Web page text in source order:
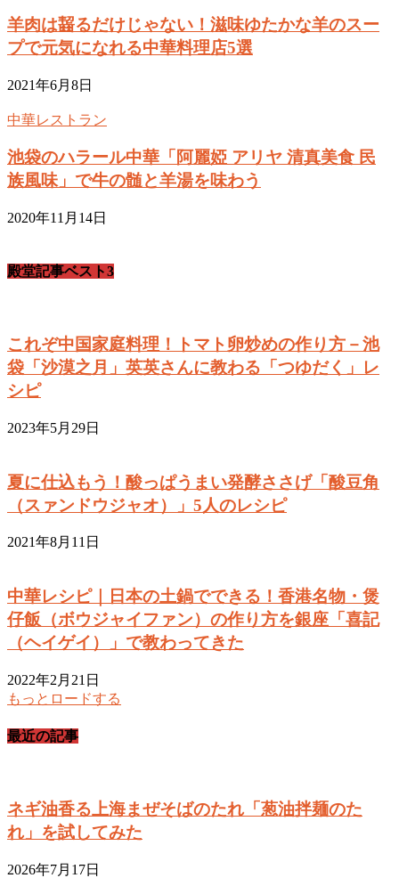
羊肉は齧るだけじゃない！滋味ゆたかな羊のスー
プで元気になれる中華料理店5選
2021年6月8日
中華レストラン
池袋のハラール中華「阿麗婭 アリヤ 清真美食 民
族風味」で牛の髄と羊湯を味わう
2020年11月14日
殿堂記事ベスト3
これぞ中国家庭料理！トマト卵炒めの作り方－池
袋「沙漠之月」英英さんに教わる「つゆだく」レ
シピ
2023年5月29日
夏に仕込もう！酸っぱうまい発酵ささげ「酸豆角
（スァンドウジャオ）」5人のレシピ
2021年8月11日
中華レシピ｜日本の土鍋でできる！香港名物・煲
仔飯（ボウジャイファン）の作り方を銀座「喜記
（ヘイゲイ）」で教わってきた
2022年2月21日
もっとロードする
最近の記事
ネギ油香る上海まぜそばのたれ「葱油拌麺のた
れ」を試してみた
2026年7月17日